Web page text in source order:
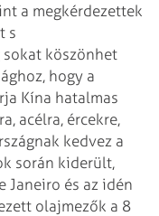
a megkérdezettek
s
sokat köszönhet
hogy a
Kína hatalmas
acélra, ércekre,
kedvez a
során kiderült,
Janeiro és az idén
olajmezők a 8